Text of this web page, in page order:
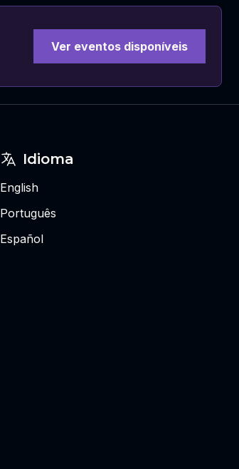
Ver eventos disponíveis
Idioma
English
Português
Español